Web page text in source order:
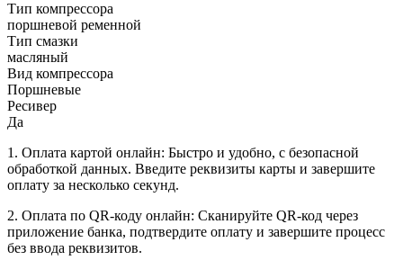
Тип компрессора
поршневой ременной
Тип смазки
масляный
Вид компрессора
Поршневые
Ресивер
Да
1. Оплата картой онлайн: Быстро и удобно, с безопасной
обработкой данных. Введите реквизиты карты и завершите
оплату за несколько секунд.
2. Оплата по QR-коду онлайн: Сканируйте QR-код через
приложение банка, подтвердите оплату и завершите процесс
без ввода реквизитов.